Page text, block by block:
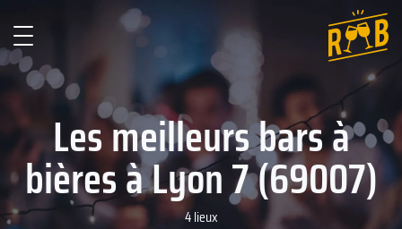
Les meilleurs bars à
bières à Lyon 7 (69007)
4 lieux